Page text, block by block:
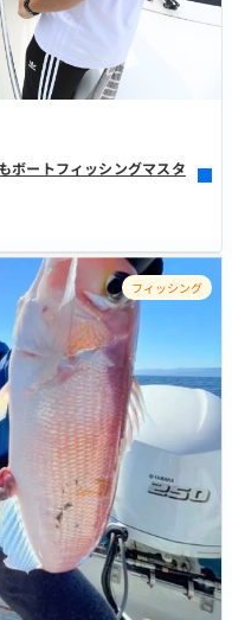
ボートフィッシングマスタ
フィッシング